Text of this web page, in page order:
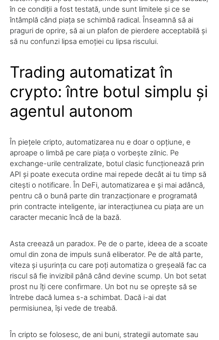
în ce condiții a fost testată, unde sunt limitele și ce se
întâmplă când piața se schimbă radical. Înseamnă să ai
praguri de oprire, să ai un plafon de pierdere acceptabilă și
să nu confunzi lipsa emoției cu lipsa riscului.
Trading automatizat în
crypto: între botul simplu și
agentul autonom
În piețele cripto, automatizarea nu e doar o opțiune, e
aproape o limbă pe care piața o vorbește zilnic. Pe
exchange-urile centralizate, botul clasic funcționează prin
API și poate executa ordine mai repede decât ai tu timp să
citești o notificare. În DeFi, automatizarea e și mai adâncă,
pentru că o bună parte din tranzacționare e programată
prin contracte inteligente, iar interacțiunea cu piața are un
caracter mecanic încă de la bază.
Asta creează un paradox. Pe de o parte, ideea de a scoate
omul din zona de impuls sună eliberator. Pe de altă parte,
viteza și ușurința cu care poți automatiza o greșeală fac ca
riscul să fie invizibil până când devine scump. Un bot setat
prost nu îți cere confirmare. Un bot nu se oprește să se
întrebe dacă lumea s-a schimbat. Dacă i-ai dat
permisiunea, își vede de treabă.
În cripto se folosesc, de ani buni, strategii automate sau